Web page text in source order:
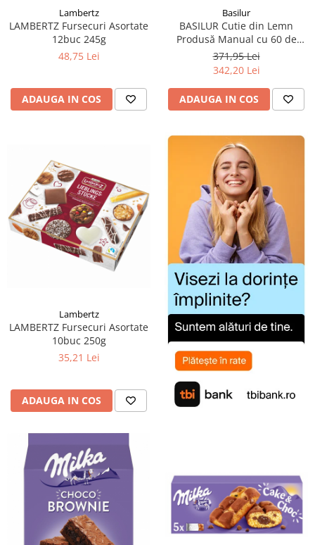
Lambertz
LAMBERTZ Fursecuri Asortate
12buc 245g
48,75 Lei
ADAUGA IN COS
Basilur
BASILUR Cutie din Lemn
Produsă Manual cu 60 de
Plicuri de Ceai Asortat
371,95 Lei
342,20 Lei
ADAUGA IN COS
Lambertz
LAMBERTZ Fursecuri Asortate
10buc 250g
35,21 Lei
ADAUGA IN COS